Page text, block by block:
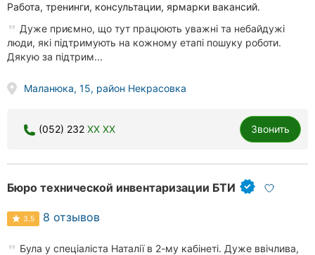
Работа, тренинги, консультации, ярмарки вакансий.
Дуже приємно, що тут працюють уважні та небайдужі
люди, які підтримують на кожному етапі пошуку роботи.
Дякую за підтрим...
Маланюка, 15, район Некрасовка
(052) 232 XX XX Звонить
Бюро технической инвентаризации БТИ
3.5 8 отзывов
Була у спеціаліста Наталії в 2-му кабінеті. Дуже ввічлива,